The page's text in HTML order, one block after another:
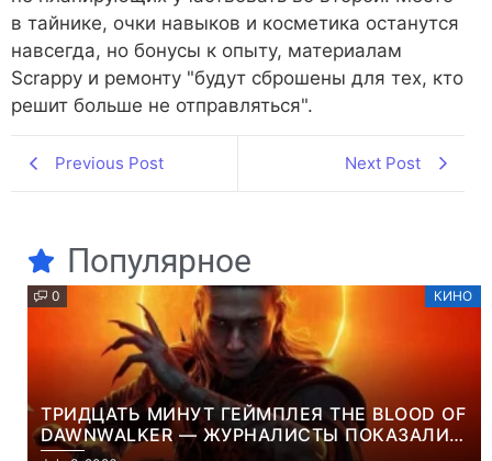
в тайнике, очки навыков и косметика останутся
навсегда, но бонусы к опыту, материалам
Scrappy и ремонту "будут сброшены для тех, кто
решит больше не отправляться".
Previous Post Next Post
Популярное
0 КИНО
ТРИДЦАТЬ МИНУТ ГЕЙМПЛЕЯ THE BLOOD OF
DAWNWALKER — ЖУРНАЛИСТЫ ПОКАЗАЛИ
НАЧАЛО НОВОЙ ИГРЫ ОТ ВЕТЕРАНОВ CD